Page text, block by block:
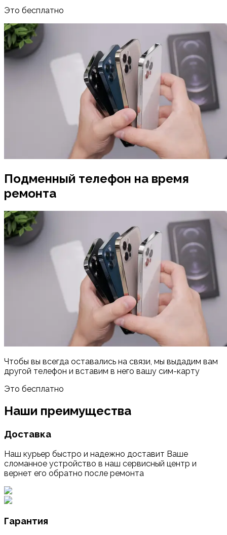
Это бесплатно
Подменный телефон на время
ремонта
Чтобы вы всегда оставались на связи, мы выдадим вам
другой телефон и вставим в него вашу сим-карту
Это бесплатно
Наши преимущества
Доставка
Наш курьер быстро и надежно доставит Ваше
сломанное устройство в наш сервисный центр и
вернет его обратно после ремонта
Гарантия